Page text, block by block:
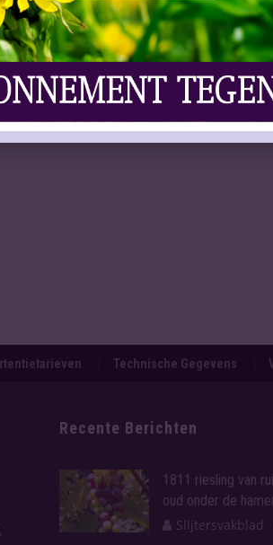
Technische Gegevens
Recente Berichten
1811 riesling van
oud onder de
Slijtersvakblad